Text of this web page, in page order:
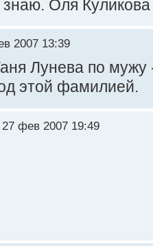
Оля
2007 13:39
Лунева по мужу
этой фамилией.
фев 2007 19:49